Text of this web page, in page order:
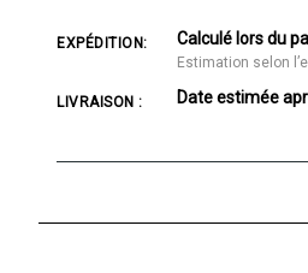
EXPÉDITION: Calculé lors du
Estimation selon
LIVRAISON : Date estimée